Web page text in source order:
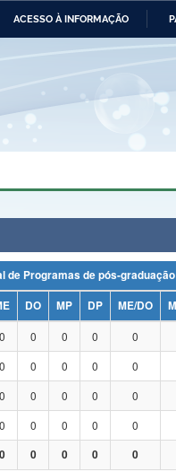
ACESSO À INFORMAÇÃO
das Relações
e dos
do Brasil
Total de Programas de pós-graduação
DO MP DP ME/DO
0 0 0 0 0
0 0 0 0 0
0 0 0 0 0
0 0 0 0 0
0 0 0 0 0